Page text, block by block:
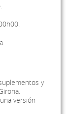
y
versión